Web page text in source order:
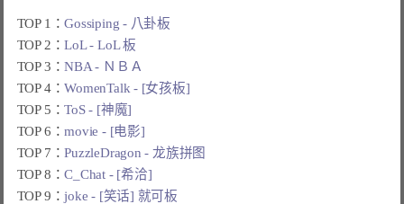
TOP 1：Gossiping - 八卦板
TOP 2：LoL - LoL 板
TOP 3：NBA - ＮＢＡ
TOP 4：WomenTalk - [女孩板]
TOP 5：ToS - [神魔]
TOP 6：movie - [电影]
TOP 7：PuzzleDragon - 龙族拼图
TOP 8：C_Chat - [希洽]
TOP 9：joke - [笑话] 就可板